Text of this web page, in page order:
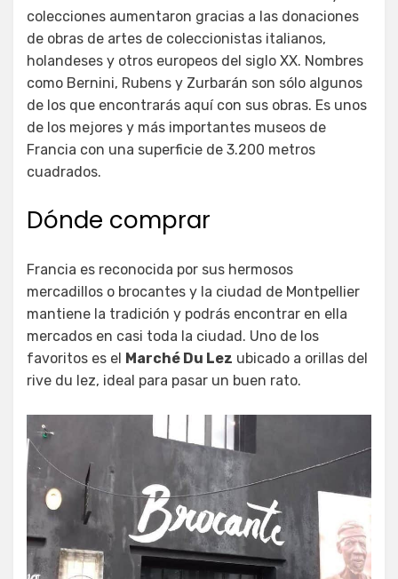
colecciones aumentaron gracias a las donaciones
de obras de artes de coleccionistas italianos,
holandeses y otros europeos del siglo XX. Nombres
como Bernini, Rubens y Zurbarán son sólo algunos
de los que encontrarás aquí con sus obras. Es unos
de los mejores y más importantes museos de
Francia con una superficie de 3.200 metros
cuadrados.
Dónde comprar
Francia es reconocida por sus hermosos
mercadillos o brocantes y la ciudad de Montpellier
mantiene la tradición y podrás encontrar en ella
mercados en casi toda la ciudad. Uno de los
favoritos es el Marché Du Lez ubicado a orillas del
rive du lez, ideal para pasar un buen rato.